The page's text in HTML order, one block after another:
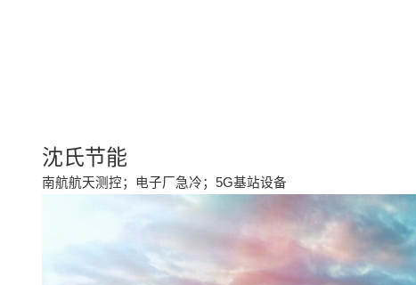
沈氏节能
南航航天测控；电子厂急冷；5G基站设备